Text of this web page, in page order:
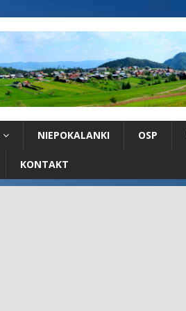
NIEPOKALANKI OSP
KONTAKT